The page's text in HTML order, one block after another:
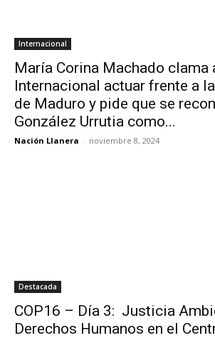
Internacional
María Corina Machado
Internacional actuar frente a
de Maduro y pide que se
González Urrutia como...
Nación Llanera - noviembre 8, 2024
Destacada
COP16 – Día 3: Justicia
Derechos Humanos en el